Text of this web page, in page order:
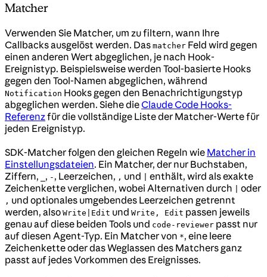
Matcher
Verwenden Sie Matcher, um zu filtern, wann Ihre
Callbacks ausgelöst werden. Das matcher Feld wird gegen
einen anderen Wert abgeglichen, je nach Hook-
Ereignistyp. Beispielsweise werden Tool-basierte Hooks
gegen den Tool-Namen abgeglichen, während
Notification Hooks gegen den Benachrichtigungstyp
abgeglichen werden. Siehe dieClaude Code Hooks-
Referenzfür die vollständige Liste der Matcher-Werte für
jeden Ereignistyp.
SDK-Matcher folgen den gleichen Regeln wie Matcher in
Einstellungsdateien. Ein Matcher, der nur Buchstaben,
Ziffern,
, - , Leerzeichen, , und
enthält, wird als exakte
Zeichenkette verglichen, wobei Alternativen durch
oder
, und optionales umgebendes Leerzeichen getrennt
werden, also Write|Edit und Write, Edit passen jeweils
genau auf diese beiden Tools und code-reviewer passt nur
auf diesen Agent-Typ. Ein Matcher von *, eine leere
Zeichenkette oder das Weglassen des Matchers ganz
passt auf jedes Vorkommen des Ereignisses.